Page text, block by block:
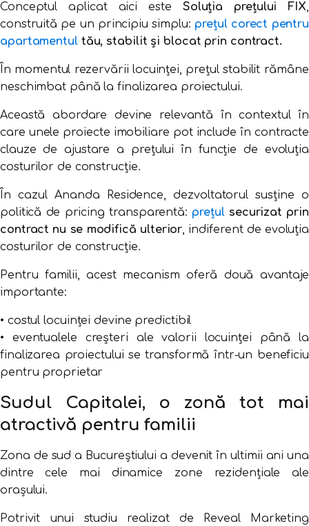
Conceptulaplicat aicieste Soluția prețului FIX,
construită pe un principiusimplu: prețul corect pentru
apartamentul tău, stabilit și blocat prin contract.
În momentul rezervării locuinței, prețulstabilit rămâne
neschimbat pânălafinalizarea proiectului.
Aceastăabordare devine relevantă încontextulîn
care unele proiecte imobiliare pot include în contracte
clauzedeajustarea prețuluiîn funcțiede evoluția
costurilor de construcție.
ÎncazulAnanda Residence,dezvoltatorulsusțineo
politică de pricingtransparentă: prețul securizat prin
contract nu se modifică ulterior, indiferent de evoluția
costurilor de construcție.
Pentru familii,acest mecanism oferă două avantaje
importante:
• costullocuințeidevine predictibil
• eventualele creșteri alevalorii locuinței pânăla
finalizarea proiectului setransformă într-un beneficiu
pentru proprietar
Sudul Capitalei, o zonătot mai
atractivă pentrufamilii
Zona de suda Bucureștiului a devenitînultimii aniuna
dintrecele mai dinamice zone rezidențialeale
orașului.
Potrivit unui studiu realizat de Reveal Marketing